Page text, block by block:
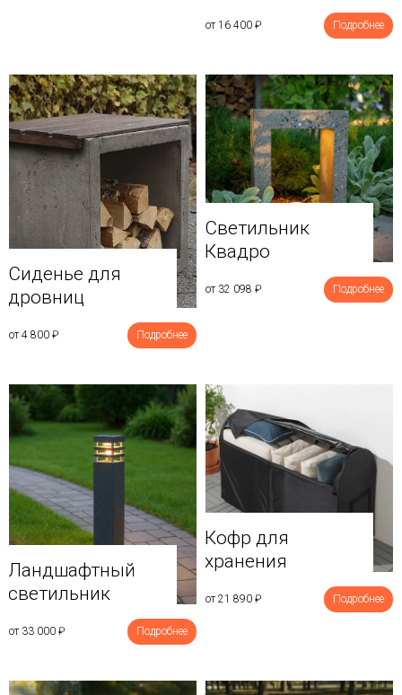
от 16 400 ₽ Подробнее
Сиденье для
дровниц
от 4 800 ₽ Подробнее
Светильник
Квадро
от 32 098 ₽ Подробнее
Ландшафтный
светильник
от 33 000 ₽ Подробнее
Кофр для
хранения
от 21 890 ₽ Подробнее